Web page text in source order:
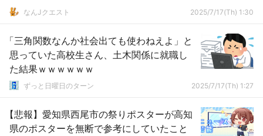
なんJクエスト 2025/7/17(Th) 1:30
「三角関数なんか社会出ても使わねえよ」と
思っていた高校生さん、土木関係に就職し
た結果ｗｗｗｗｗｗ
ずっと日曜日のターン 2025/7/17(Th) 1:27
【悲報】愛知県西尾市の祭りポスターが高知
県のポスターを無断で参考にしていたこと